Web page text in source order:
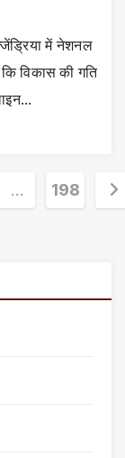
में नेशनल
विकास की गति
… 198